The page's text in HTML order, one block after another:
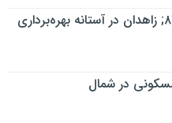
مسکونی در شمال